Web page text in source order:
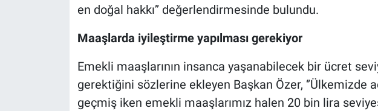
en doğal hakkı’’ değerlendirmesinde bulundu.
Maaşlarda iyileştirme yapılması gerekiyor
Emekli maaşlarının insanca yaşanabilecek bir ücret
gerektiğini sözlerine ekleyen Başkan Özer, ‘’Ülkemizde
geçmiş iken emekli maaşlarımız halen 20 bin lira